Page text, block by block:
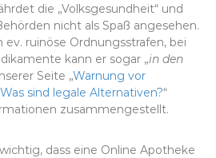
die „Volksgesundheit“ und
nicht als Spaß angesehen.
ruinöse Ordnungsstrafen, bei
kann er sogar „in den
Seite „Warnung vor
sind legale Alternativen?“
zusammengestellt.
dass eine Online Apotheke